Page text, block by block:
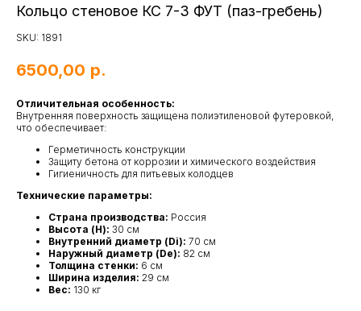
Кольцо стеновое КС 7-3 ФУТ (паз-гребень)
SKU: 1891
6500,00 р.
Отличительная особенность:
Внутренняя поверхность защищена полиэтиленовой футеровкой,
что обеспечивает:
Герметичность конструкции
Защиту бетона от коррозии и химического воздействия
Гигиеничность для питьевых колодцев
Технические параметры:
Страна производства: Россия
Высота (H): 30 см
Внутренний диаметр (Di): 70 см
Наружный диаметр (De): 82 см
Толщина стенки: 6 см
Ширина изделия: 29 см
Вес: 130 кг